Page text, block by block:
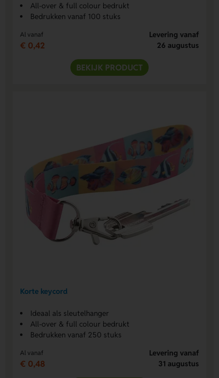
All-over & full colour bedrukt
Bedrukken vanaf 100 stuks
Al vanaf
€ 0,42
Levering vanaf
26 augustus
BEKIJK PRODUCT
Korte keycord
Ideaal als sleutelhanger
All-over & full colour bedrukt
Bedrukken vanaf 250 stuks
Al vanaf
€ 0,48
Levering vanaf
31 augustus